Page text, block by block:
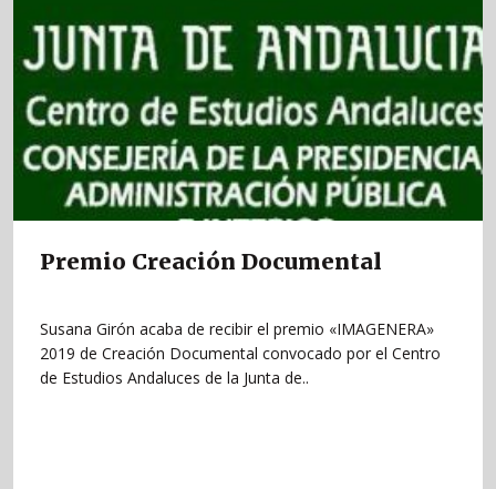
Premio Creación Documental
Susana Girón acaba de recibir el premio «IMAGENERA»
2019 de Creación Documental convocado por el Centro
de Estudios Andaluces de la Junta de..